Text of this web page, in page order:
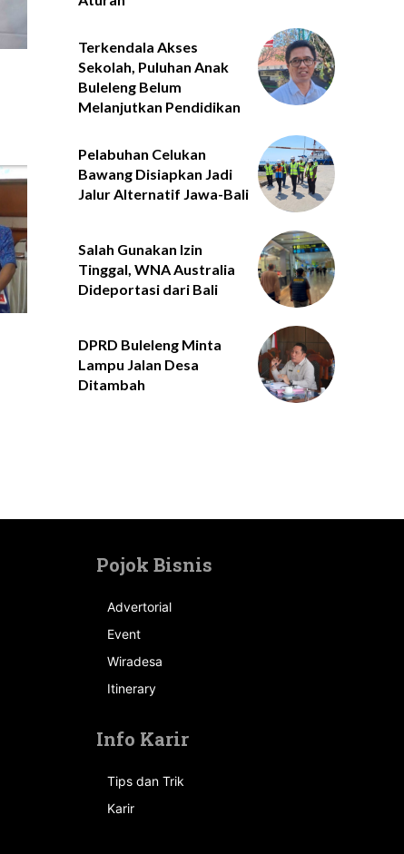
Terkendala Akses
Sekolah, Puluhan Anak
Buleleng Belum
Melanjutkan Pendidikan
Pelabuhan Celukan
Bawang Disiapkan Jadi
Jalur Alternatif Jawa-Bali
Salah Gunakan Izin
Tinggal, WNA Australia
Dideportasi dari Bali
DPRD Buleleng Minta
Lampu Jalan Desa
Ditambah
Pojok Bisnis
Advertorial
Event
Wiradesa
Itinerary
Info Karir
Tips dan Trik
Karir